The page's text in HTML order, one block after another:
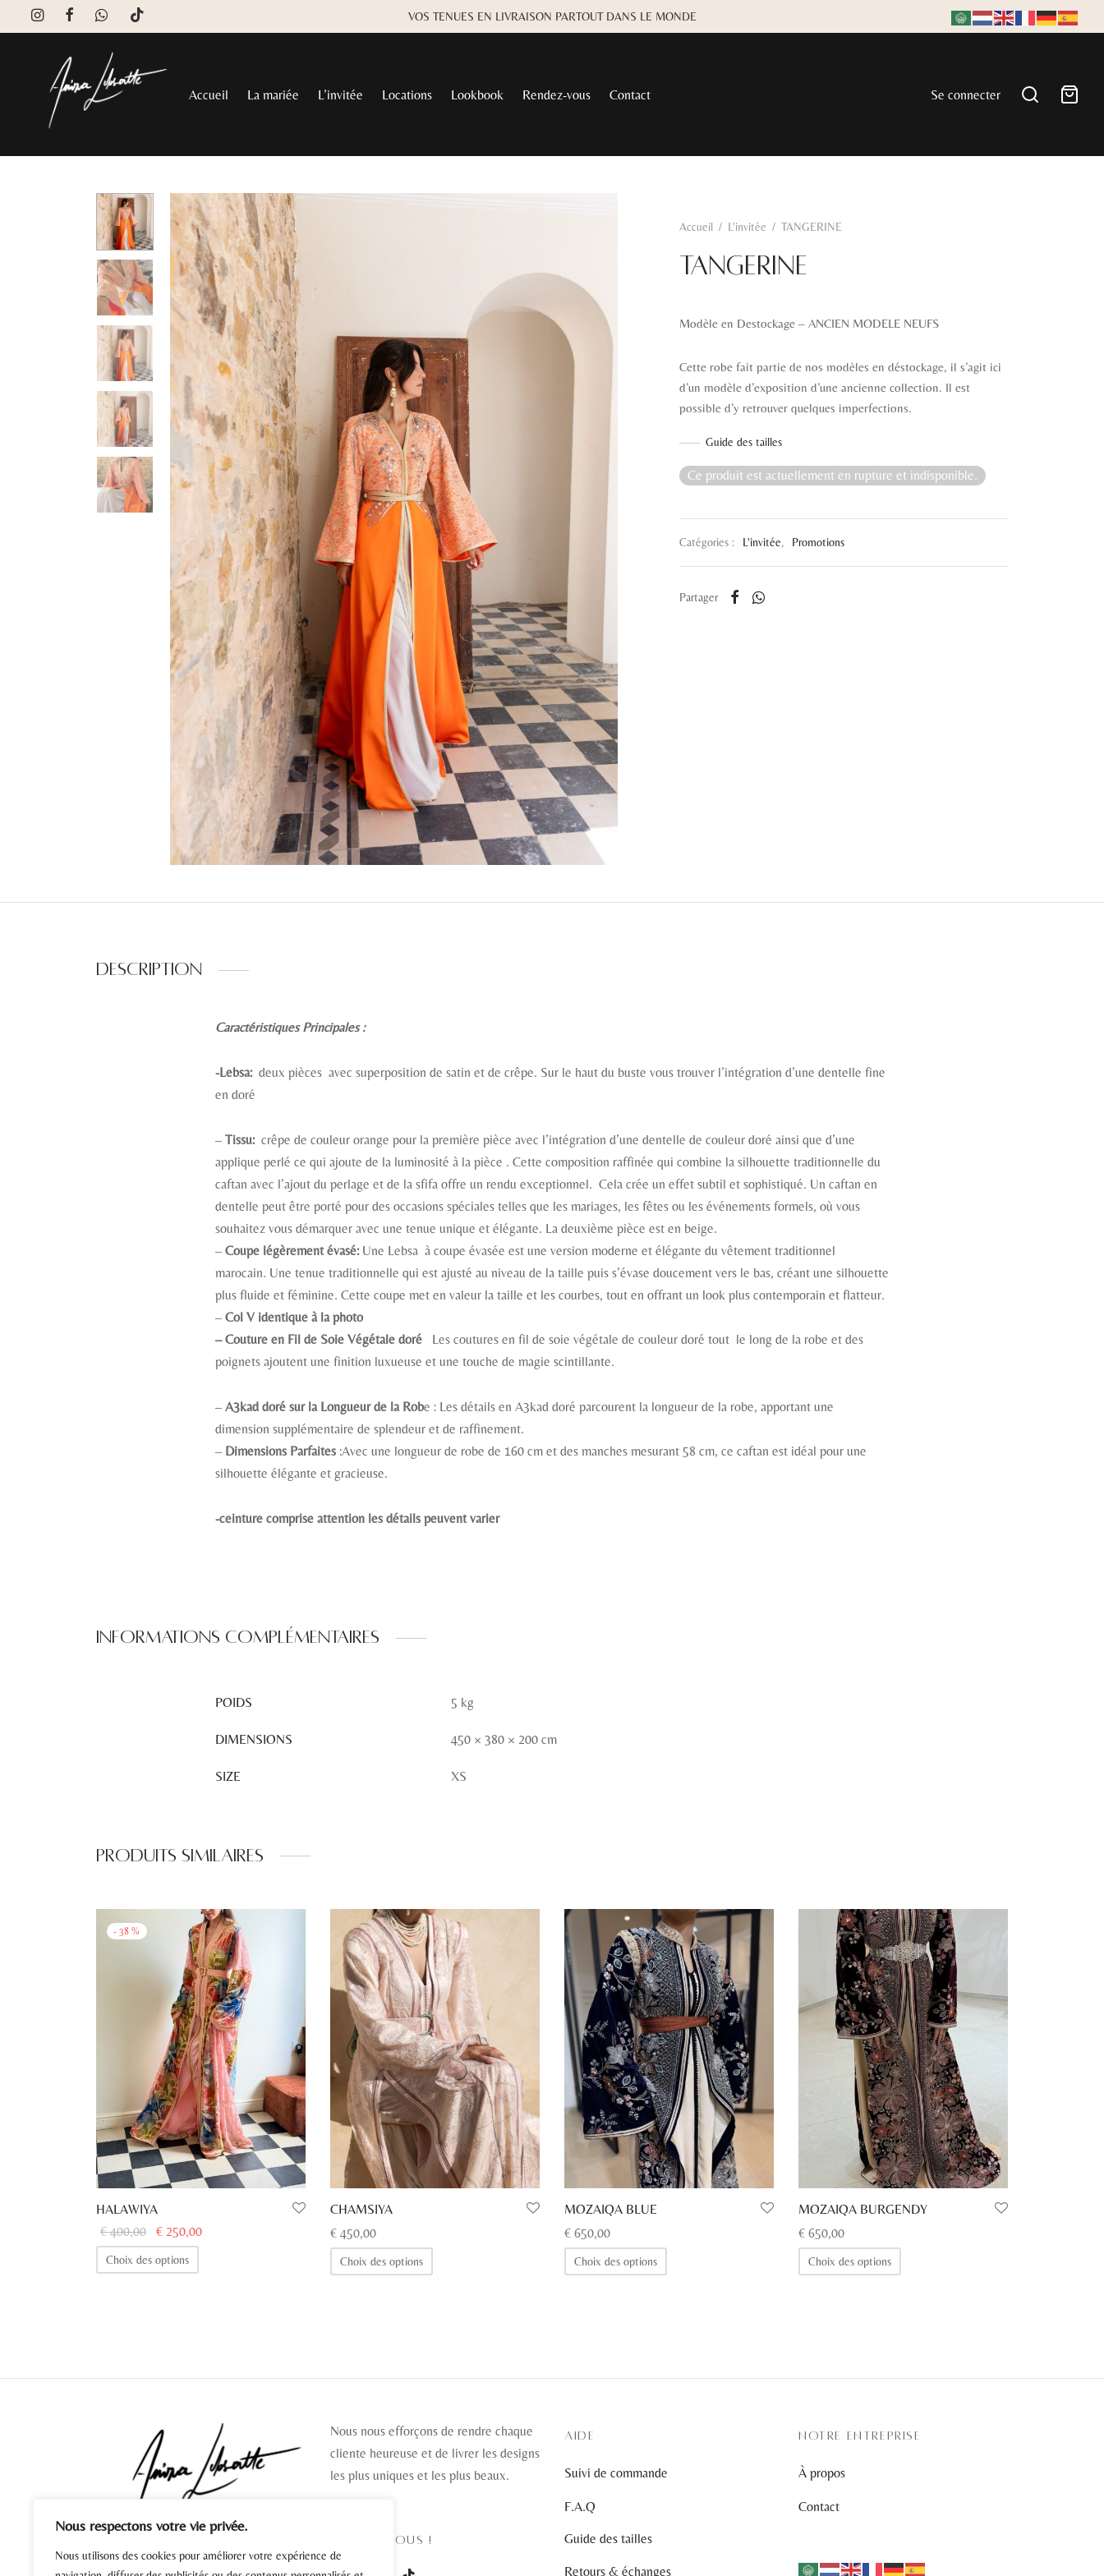
Nous respectons votre vie privée.
Nous utilisons des cookies pour améliorer votre expérience de
VOS TENUES EN LIVRAISON PARTOUT DANS LE MONDE
Accueil La mariée L’invitée Locations Lookbook Rendez-vous Contact Se connecter
Accueil / L'invitée / TANGERINE
TANGERINE
Modèle en Destockage – ANCIEN MODELE NEUFS
Cette robe fait partie de nos modèles en déstockage, il s’agit ici
d’un modèle d’exposition d’une ancienne collection. Il est
possible d’y retrouver quelques imperfections.
Guide des tailles
Ce produit est actuellement en rupture et indisponible.
Catégories : L'invitée, Promotions
Partager
Description
Caractéristiques Principales :
-Lebsa: deux pièces avec superposition de satin et de crêpe. Sur le haut du buste vous trouver l’intégration d’une dentelle fine
en doré
– Tissu:crêpe de couleur orange pour la première pièce avec l’intégration d’une dentelle de couleur doré ainsi que d’une
applique perlé ce qui ajoute de la luminosité à la pièce . Cette composition raffinée qui combine la silhouette traditionnelle du
caftan avec l’ajout du perlage et de la sfifa offre un rendu exceptionnel. Cela crée un effet subtil et sophistiqué. Un caftan en
dentelle peut être porté pour des occasions spéciales telles que les mariages, les fêtes ou les événements formels, où vous
souhaitez vous démarquer avec une tenue unique et élégante. La deuxième pièce est en beige.
– Coupe légèrement évasé: Une Lebsa à coupe évasée est une version moderne et élégante du vêtement traditionnel
marocain. Une tenue traditionnelle qui est ajusté au niveau de la taille puis s’évase doucement vers le bas, créant une silhouette
plus fluide et féminine. Cette coupe met en valeur la taille et les courbes, tout en offrant un look plus contemporain et flatteur.
– Col V identique à la photo
– Couture en Fil de Soie Végétale doré
Les coutures en fil de soie végétale de couleur doré tout le long de la robe et des
poignets ajoutent une finition luxueuse et une touche de magie scintillante.
– A3kad doré sur la Longueur de la Robe : Les détails en A3kad doré parcourent la longueur de la robe, apportant une
dimension supplémentaire de splendeur et de raffinement.
– Dimensions Parfaites :Avec une longueur de robe de 160 cm et des manches mesurant 58 cm, ce caftan est idéal pour une
silhouette élégante et gracieuse.
-ceinture comprise attention les détails peuvent varier
Informations complémentaires
POIDS 5 kg
DIMENSIONS 450 × 380 × 200 cm
SIZE XS
Produits similaires
- 38 %
HALAWIYA
€400,00
Le prix
initial
était :
€ 250,00
Choix des options
produit
être
choisies
sur
la
page
produit
CHAMSIYA
€ 450,00
Choix des options
produit
être
choisies
sur
MOZAIQA BLUE
€ 650,00
Choix des options
produit
sur
MOZAIQA BURGENDY
€ 650,00
Choix des options
produit
être
produit
Nous nous efforçons de rendre chaque
cliente heureuse et de livrer les designs
les plus uniques et les plus beaux.
SUIVEZ-NOUS !
AIDE
Suivi de commande
F.A.Q
Guide des tailles
Retours & échanges
NOTRE ENTREPRISE
À propos
Contact